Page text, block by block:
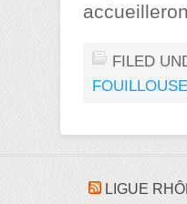
FILED
FOUILLOUSE
LIGUE